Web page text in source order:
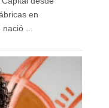
en
nació ...